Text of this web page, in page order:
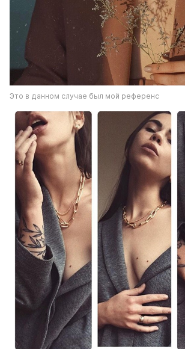
Это в данном случае был мой референс